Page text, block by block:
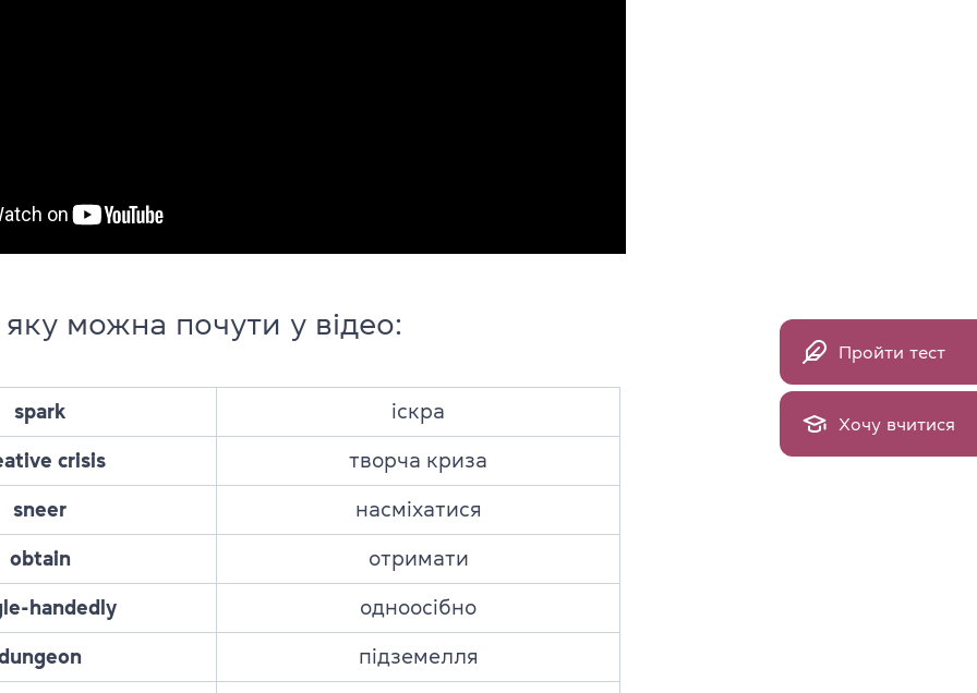
можна почути у відео:
spark іскра
crisis творча криза
sneer насміхатися
obtain отримати
handedly одноосібно
підземелля
Пройти тест
Хочу вчитися